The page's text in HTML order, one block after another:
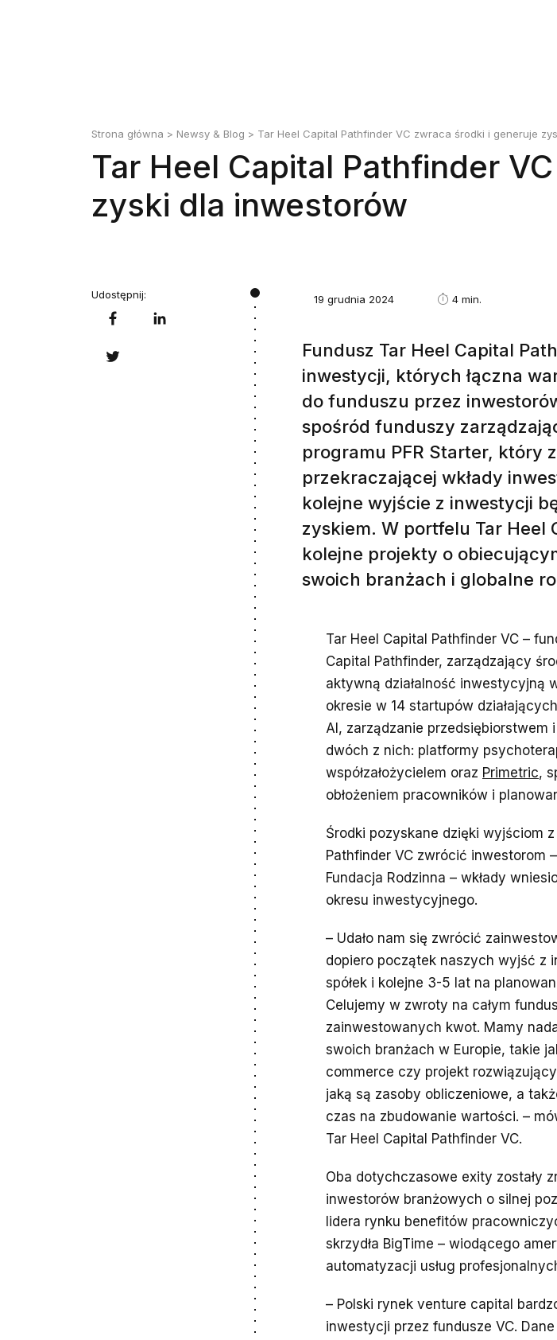
Strona główna > Newsy & Blog > Tar Heel Capital Pathfinder VC zwraca środki i generuje
Tar Heel Capital Pathfinder
zyski dla inwestorów
Udostępnij: 19 grudnia 2024 4 min.
Fundusz Tar Heel Capital
inwestycji, których łączna
do funduszu przez
spośród funduszy
programu PFR Starter, który
przekraczającej wkłady
kolejne wyjście z inwestycji
zyskiem. W portfelu Tar Heel
kolejne projekty o
swoich branżach i globalne
Tar Heel Capital Pathfinder VC –
Capital Pathfinder, zarządzający
aktywną działalność inwestycyjną
okresie w 14 startupów
AI, zarządzanie przedsiębiorstwem
dwóch z nich: platformy
współzałożycielem oraz Primetric,
obłożeniem pracowników i
Środki pozyskane dzięki wyjściom
Pathfinder VC zwrócić inwestorom
Fundacja Rodzinna – wkłady
okresu inwestycyjnego.
– Udało nam się zwrócić
dopiero początek naszych wyjść z
spółek i kolejne 3-5 lat na
Celujemy w zwroty na całym
zainwestowanych kwot. Mamy
swoich branżach w Europie, takie
commerce czy projekt
jaką są zasoby obliczeniowe, a
czas na zbudowanie wartości. –
Tar Heel Capital Pathfinder VC.
Oba dotychczasowe exity zostały
inwestorów branżowych o silnej
lidera rynku benefitów
skrzydła BigTime – wiodącego
automatyzacji usług
– Polski rynek venture capital
inwestycji przez fundusze VC.